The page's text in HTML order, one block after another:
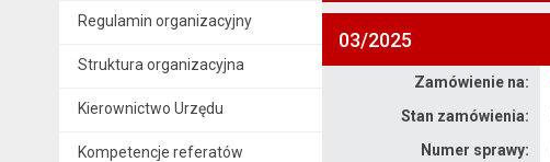
Regulamin organizacyjny
Struktura organizacyjna
Kierownictwo Urzędu
Kompetencje referatów
03/2025
Zamówienie na:
Stan zamówienia:
Numer sprawy: